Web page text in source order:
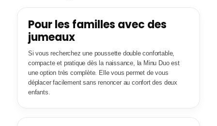
Pour les familles avec des
jumeaux
Si vous recherchez une poussette double confortable,
compacte et pratique dès la naissance, la Minu Duo est
une option très complète. Elle vous permet de vous
déplacer facilement sans renoncer au confort des deux
enfants.